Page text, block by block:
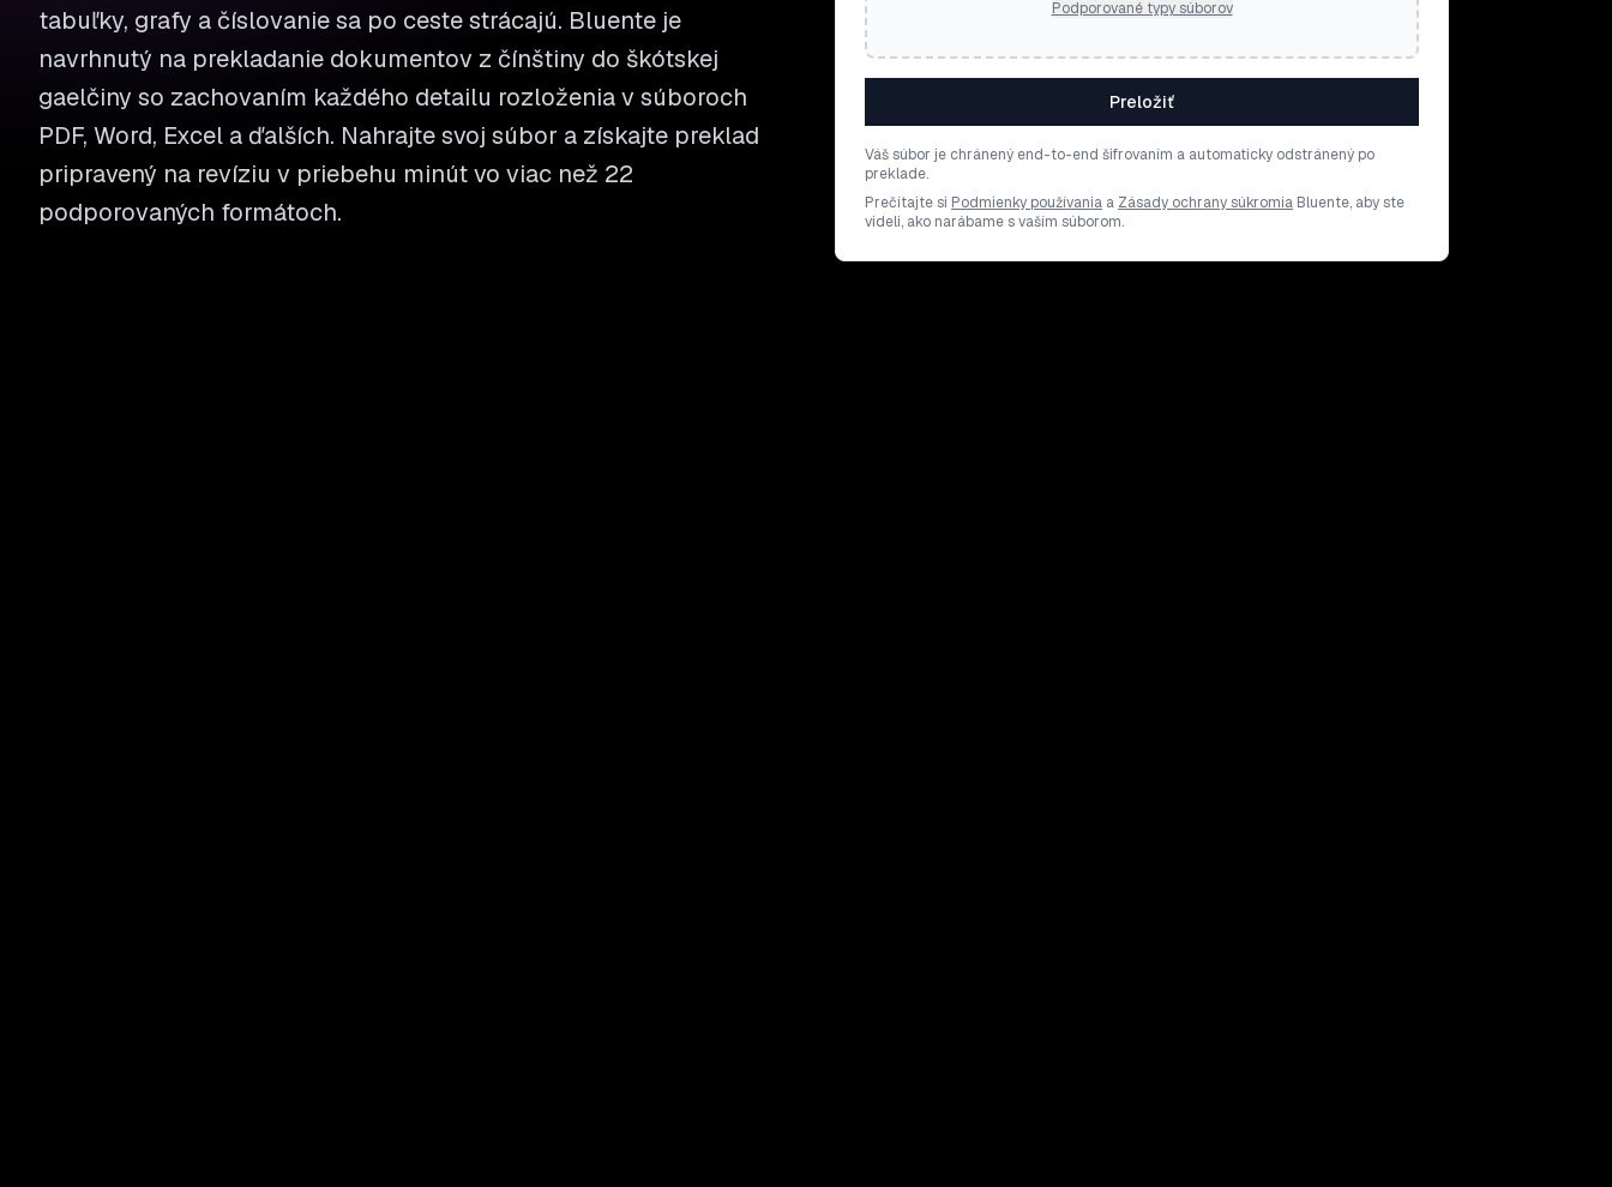
tabuľky, grafy a číslovanie sa po ceste strácajú. Bluente je
navrhnutý na prekladanie dokumentov z čínštiny do škótskej
gaelčiny so zachovaním každého detailu rozloženia v súboroch
PDF, Word, Excel a ďalších. Nahrajte svoj súbor a získajte preklad
pripravený na revíziu v priebehu minút vo viac než 22
podporovaných formátoch.
Podporované typy súborov
Preložiť
Váš súbor je chránený end-to-end šifrovaním a automaticky odstránený po
preklade.
Prečítajte si Podmienky používania a Zásady ochrany súkromia Bluente, aby ste
videli, ako narábame s vaším súborom.